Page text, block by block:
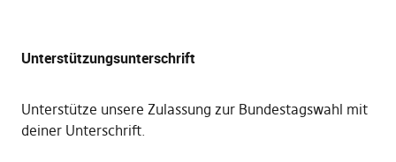
Unterstützungsunterschrift
Unterstütze unsere Zulassung zur Bundestagswahl mit
deiner Unterschrift.